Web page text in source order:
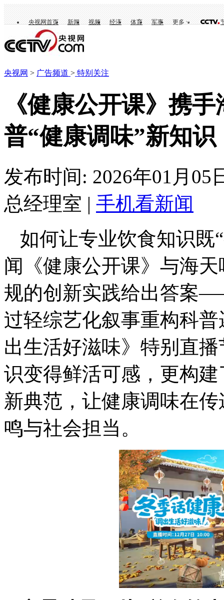
央视网首页 新闻 视频 经济 体育 军事 更多
央视网 > 广告频道 > 特别关注
《健康公开课》携
普“健康调味”新知识
发布时间: 2026年01月05
总经理室 | 手机看新闻
如何让专业饮食知识既
闻《健康公开课》与海
规的创新实践给出答案
过轻综艺化叙事重构科
出生活好滋味》特别直
识变得鲜活可感，更构
新典范，让健康调味在
鸣与社会担当。